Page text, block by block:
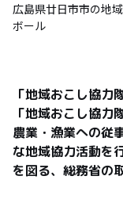
広島県廿日市市の地
ボール
「地域おこし協力
「地域おこし協力
農業・漁業への従
な地域協力活動を
を図る、総務省の